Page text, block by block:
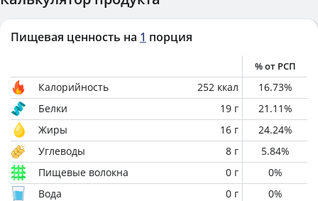
Пищевая ценность на 1 порция
% от РСП
Калорийность 252 ккал 16.73%
Белки
19 г 21.11%
Жиры
16 г 24.24%
Углеводы
8 г 5.84%
Пищевые волокна
0 г 0%
Вода
0 г 0%